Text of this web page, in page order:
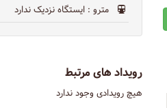
مترو : ایستگاه نزدیک ندارد
رویداد های مرتبط
هیچ رویدادی وجود ندارد